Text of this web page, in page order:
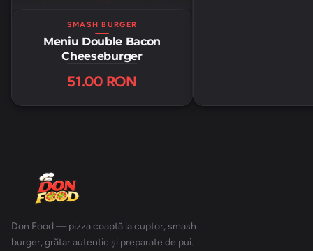
SMASH BURGER
Meniu Double Bacon
Cheeseburger
51.00 RON
Don Food — pizza coaptă la cuptor, smash
burger, grătar autentic și preparate de pui.